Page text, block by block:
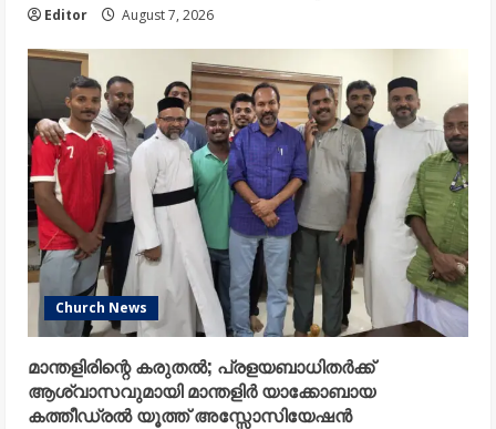
Editor August 7, 2026
Church News
മാന്തളിരിന്റെ കരുതൽ; പ്രളയബാധിതർക്ക്
ആശ്വാസവുമായി മാന്തളിർ യാക്കോബായ
കത്തീഡ്രൽ യൂത്ത് അസ്സോസിയേഷൻ